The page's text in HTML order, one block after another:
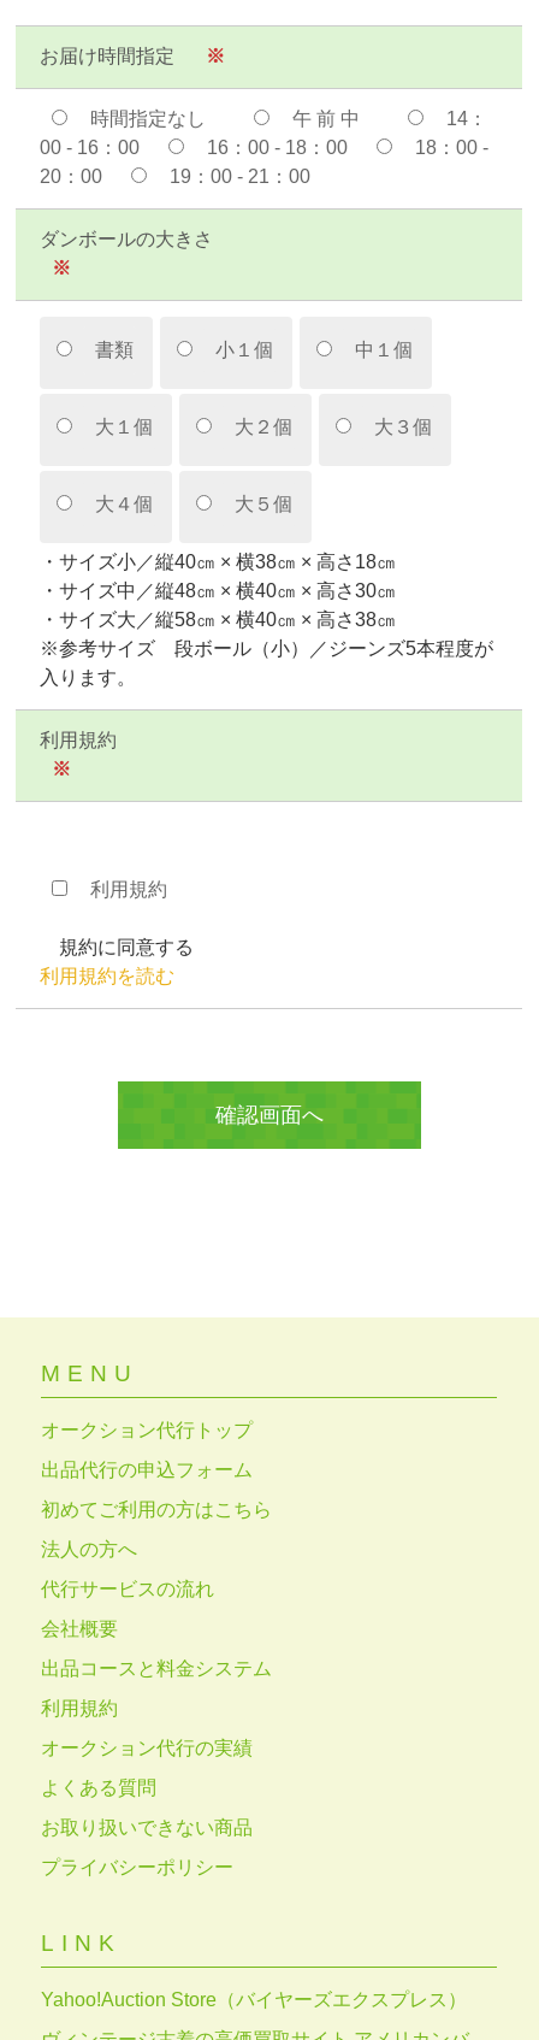
お届け時間指定 ※
時間指定なし 午 前 中
14：
00 - 16：00
16：00 - 18：00
18：00 -
20：00
19：00 - 21：00
ダンボールの大きさ
※
書類 小１個 中１個
大１個 大２個 大３個
大４個 大５個
・サイズ小／縦40㎝ × 横38㎝ × 高さ18㎝
・サイズ中／縦48㎝ × 横40㎝ × 高さ30㎝
・サイズ大／縦58㎝ × 横40㎝ × 高さ38㎝
※参考サイズ 段ボール（小）／ジーンズ5本程度が
入ります。
利用規約
※
利用規約
規約に同意する
利用規約を読む
MENU
オークション代行トップ
出品代行の申込フォーム
初めてご利用の方はこちら
法人の方へ
代行サービスの流れ
会社概要
出品コースと料金システム
利用規約
オークション代行の実績
よくある質問
お取り扱いできない商品
プライバシーポリシー
LINK
Yahoo!Auction Store（バイヤーズエクスプレス）